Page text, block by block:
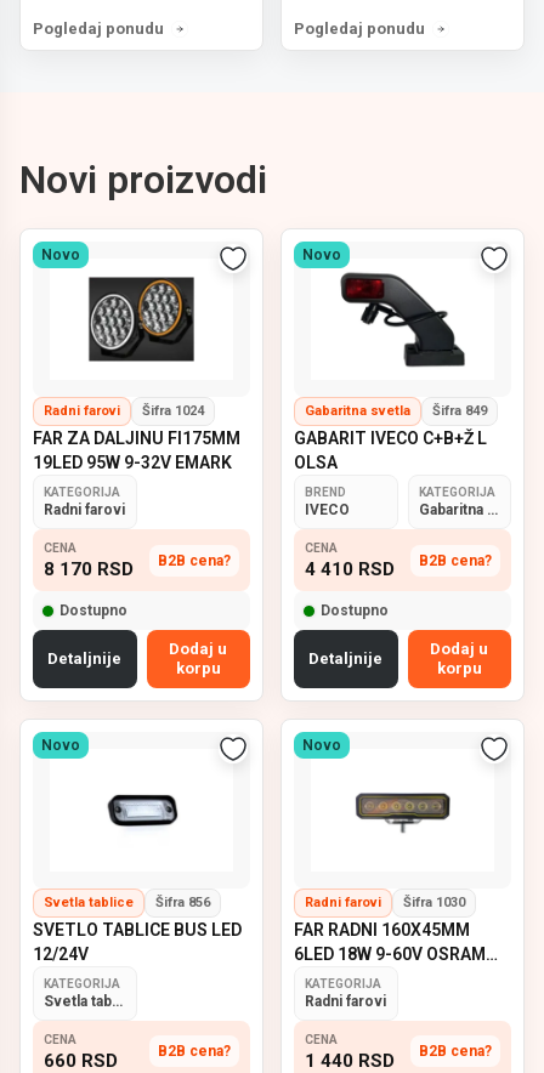
Pogledaj ponudu Pogledaj ponudu
Novi proizvodi
Novo
Radni farovi Šifra 1024
FAR ZA DALJINU FI175MM
19LED 95W 9-32V EMARK
KATEGORIJA
Radni farovi
CENA
8 170 RSD B2B cena?
Dostupno
Detaljnije
Dodaj u
korpu
Novo
Gabaritna svetla Šifra 849
GABARIT IVECO C+B+Ž L
OLSA
BREND
IVECO
KATEGORIJA
Gabaritna svetla
CENA
4 410 RSD B2B cena?
Dostupno
Detaljnije
Dodaj u
korpu
Novo
Svetla tablice Šifra 856
SVETLO TABLICE BUS LED
12/24V
KATEGORIJA
Svetla tablice
CENA
660 RSD B2B cena?
Novo
Radni farovi Šifra 1030
FAR RADNI 160X45MM
6LED 18W 9-60V OSRAM
EMARK
KATEGORIJA
Radni farovi
CENA
1 440 RSD B2B cena?